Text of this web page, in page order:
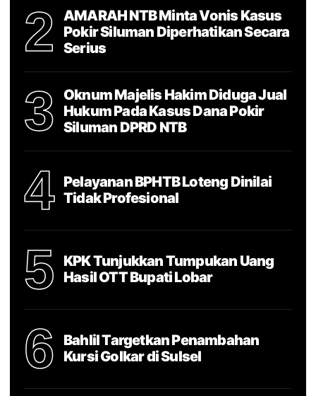
2
AMARAH NTB Minta Vonis Kasus
Pokir Siluman Diperhatikan Secara
Serius
3
Oknum Majelis Hakim Diduga Jual
Hukum Pada Kasus Dana Pokir
Siluman DPRD NTB
4
Pelayanan BPHTB Loteng Dinilai
Tidak Profesional
5
KPK Tunjukkan Tumpukan Uang
Hasil OTT Bupati Lobar
6
Bahlil Targetkan Penambahan
Kursi Golkar di Sulsel